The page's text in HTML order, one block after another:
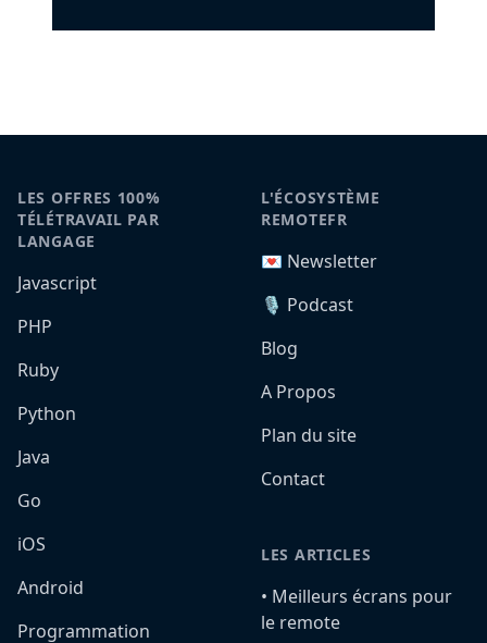
LES OFFRES 100%
TÉLÉTRAVAIL PAR
LANGAGE
Javascript
PHP
Ruby
Python
Java
Go
iOS
Android
Programmation
L'ÉCOSYSTÈME
REMOTEFR
💌 Newsletter
🎙️ Podcast
Blog
A Propos
Plan du site
Contact
LES ARTICLES
•️ Meilleurs écrans pour
le remote